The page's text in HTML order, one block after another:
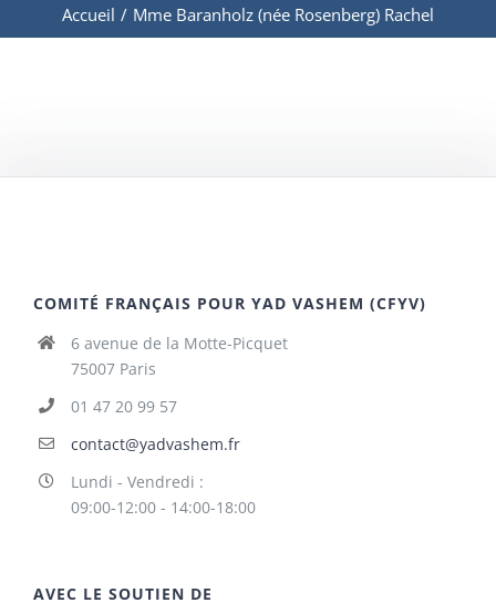
Accueil / Mme Baranholz (née Rosenberg) Rachel
COMITÉ FRANÇAIS POUR YAD VASHEM (CFYV)
6 avenue de la Motte-Picquet
75007 Paris
01 47 20 99 57
contact@yadvashem.fr
Lundi - Vendredi :
09:00-12:00 - 14:00-18:00
AVEC LE SOUTIEN DE